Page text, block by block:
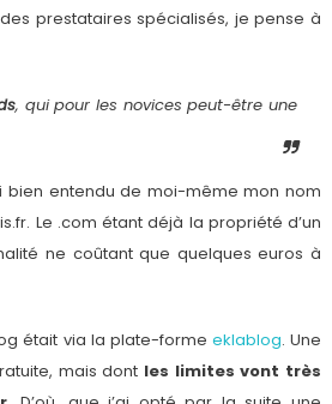
prestataires spécialisés, je pense à
, qui pour les novices peut-être une
bien entendu de moi-même mon nom
Le .com étant déjà la propriété d’un
ne coûtant que quelques euros à
était via la plate-forme eklablog. Une
mais dont les limites vont très